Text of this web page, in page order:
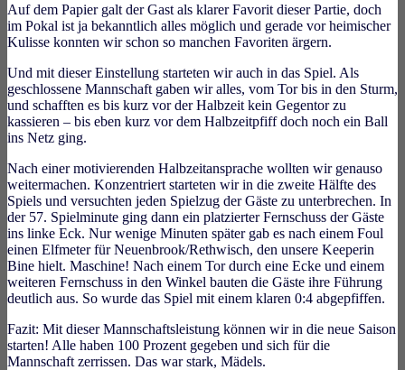
Auf dem Papier galt der Gast als klarer Favorit dieser Partie, doch
im Pokal ist ja bekanntlich alles möglich und gerade vor heimischer
Kulisse konnten wir schon so manchen Favoriten ärgern.
Und mit dieser Einstellung starteten wir auch in das Spiel. Als
geschlossene Mannschaft gaben wir alles, vom Tor bis in den Sturm,
und schafften es bis kurz vor der Halbzeit kein Gegentor zu
kassieren – bis eben kurz vor dem Halbzeitpfiff doch noch ein Ball
ins Netz ging.
Nach einer motivierenden Halbzeitansprache wollten wir genauso
weitermachen. Konzentriert starteten wir in die zweite Hälfte des
Spiels und versuchten jeden Spielzug der Gäste zu unterbrechen. In
der 57. Spielminute ging dann ein platzierter Fernschuss der Gäste
ins linke Eck. Nur wenige Minuten später gab es nach einem Foul
einen Elfmeter für Neuenbrook/Rethwisch, den unsere Keeperin
Bine hielt. Maschine! Nach einem Tor durch eine Ecke und einem
weiteren Fernschuss in den Winkel bauten die Gäste ihre Führung
deutlich aus. So wurde das Spiel mit einem klaren 0:4 abgepfiffen.
Fazit: Mit dieser Mannschaftsleistung können wir in die neue Saison
starten! Alle haben 100 Prozent gegeben und sich für die
Mannschaft zerrissen. Das war stark, Mädels.